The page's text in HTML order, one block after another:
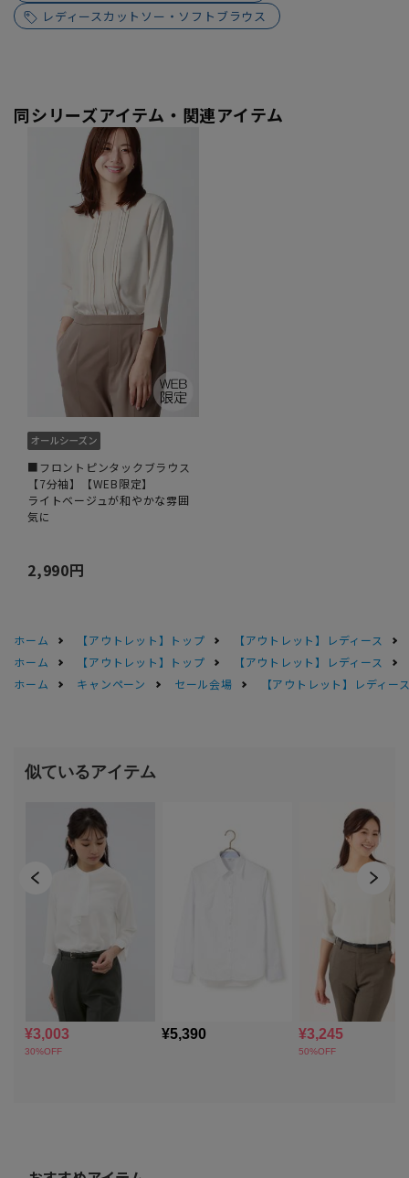
レディースカットソー・ソフトブラウス
同シリーズアイテム・関連アイテム
■フロントピンタックブラウス
【7分袖】【WEB限定】
ライトベージュが和やかな雰囲
気に
2,990円
ホーム 【アウトレット】トップ
【アウトレット】レディース
ホーム
【アウトレット】トップ
【アウトレット】レディース
ホーム
キャンペーン セール会場 【アウトレット】レディー